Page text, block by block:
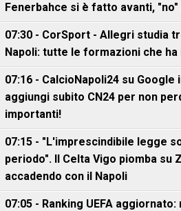
Fenerbahce si è fatto avanti, "no"
07:30 - CorSport - Allegri studia
Napoli: tutte le formazioni che ha
07:16 - CalcioNapoli24 su
aggiungi subito CN24 per non
importanti!
07:15 - "L'imprescindibile legge
periodo". Il Celta Vigo piomba su
accadendo con il Napoli
07:05 - Ranking UEFA